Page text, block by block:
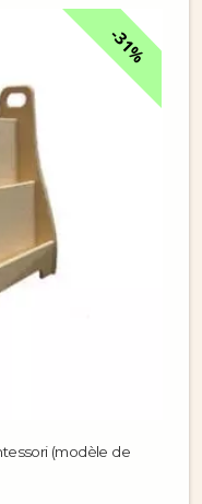
31%
(modèle de